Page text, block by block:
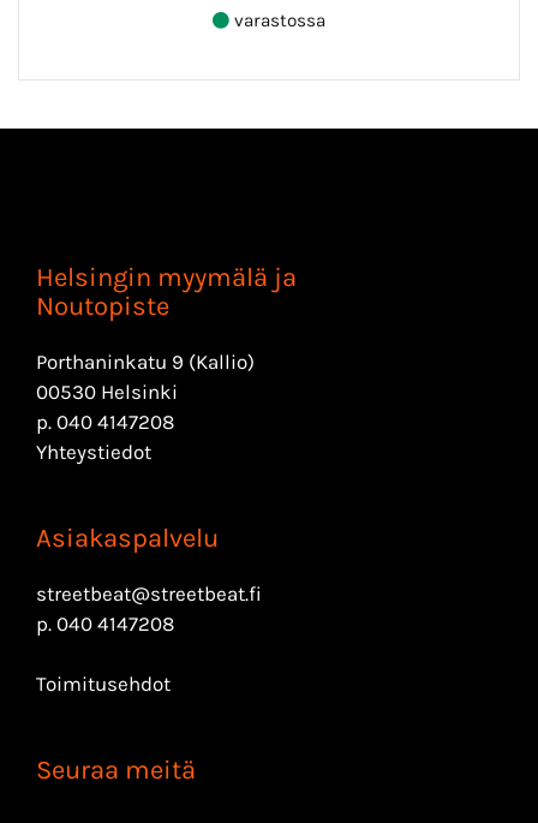
varastossa
Helsingin myymälä ja
Noutopiste
Porthaninkatu 9 (Kallio)
00530 Helsinki
p. 040 4147208
Yhteystiedot
Asiakaspalvelu
streetbeat@streetbeat.fi
p. 040 4147208
Toimitusehdot
Seuraa meitä